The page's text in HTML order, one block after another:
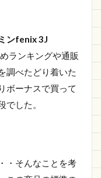
ンfenix 3J
ランキングや通販
調べたどり着いた
ボーナスで買って
でした。
・そんなことを考